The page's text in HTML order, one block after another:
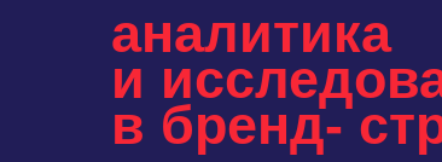
аналитика
и
в бренд-